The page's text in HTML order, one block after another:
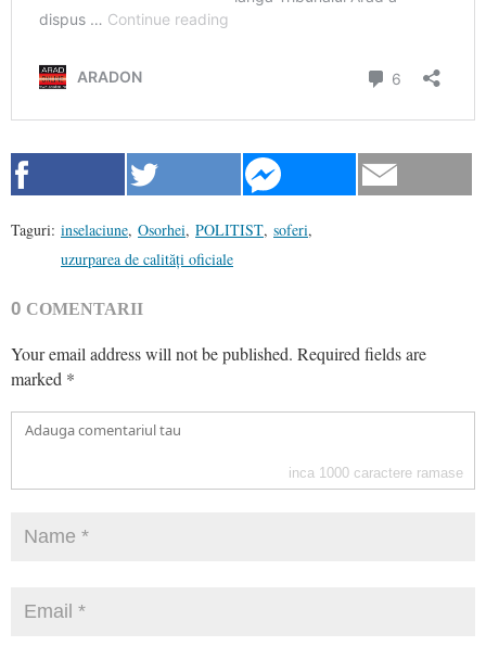
Taguri: inselaciune, Osorhei, POLITIST, soferi,
uzurparea de calități oficiale
0 COMENTARII
Your email address will not be published. Required fields are
marked *
inca 1000 caractere ramase